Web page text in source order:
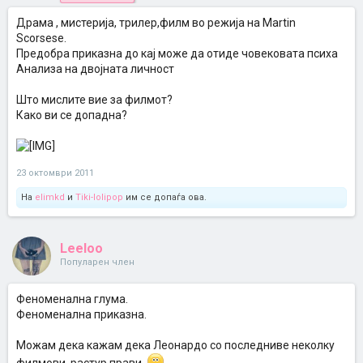
Драма , мистерија, трилер,филм во режија на Martin
Scorsese.
Предобра приказна до кај може да отиде човековата психа
Анализа на двојната личност
Што мислите вие за филмот?
Како ви се допадна?
23 октомври 2011
На elimkd и Tiki-lolipop им се допаѓа ова.
Leeloo
Популарен член
Феноменална глума.
Феноменална приказна.
Можам дека кажам дека Леонардо со последниве неколку